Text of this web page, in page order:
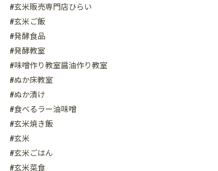
#玄米販売専門店ひらい
#玄米ご飯
#発酵食品
#発酵教室
#味噌作り教室醤油作り教室
#ぬか床教室
#ぬか漬け
#食べるラー油味噌
#玄米焼き飯
#玄米
#玄米ごはん
#玄米菜食